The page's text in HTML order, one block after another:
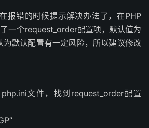
报错的时候提示解决办法了，在PHP
一个request_order配置项，默认值为
为默认配置有一定风险，所以建议修改
文件，找到request_order配置